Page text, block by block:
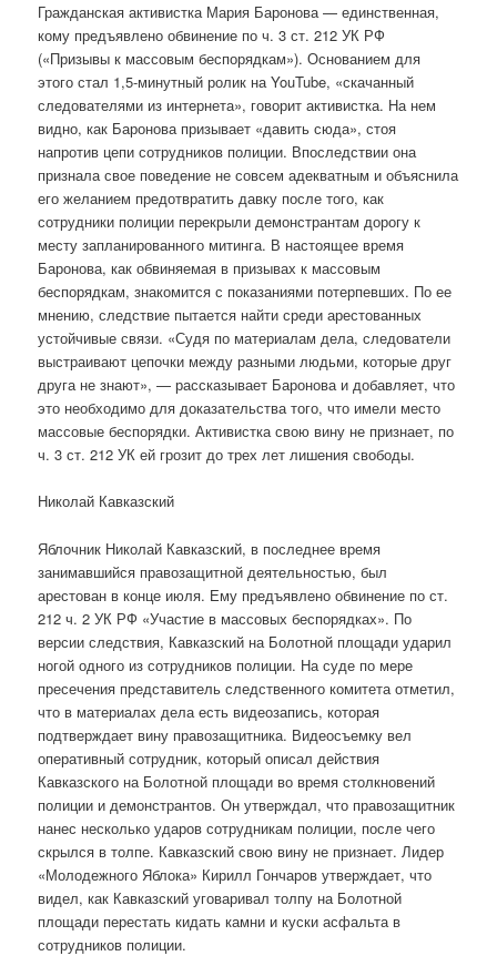
Гражданская активистка Мария Баронова — единственная,
кому предъявлено обвинение по ч. 3 ст. 212 УК РФ
(«Призывы к массовым беспорядкам»). Основанием для
этого стал 1,5-минутный ролик на YouTube, «скачанный
следователями из интернета», говорит активистка. На нем
видно, как Баронова призывает «давить сюда», стоя
напротив цепи сотрудников полиции. Впоследствии она
признала свое поведение не совсем адекватным и объяснила
его желанием предотвратить давку после того, как
сотрудники полиции перекрыли демонстрантам дорогу к
месту запланированного митинга. В настоящее время
Баронова, как обвиняемая в призывах к массовым
беспорядкам, знакомится с показаниями потерпевших. По ее
мнению, следствие пытается найти среди арестованных
устойчивые связи. «Судя по материалам дела, следователи
выстраивают цепочки между разными людьми, которые друг
друга не знают», — рассказывает Баронова и добавляет, что
это необходимо для доказательства того, что имели место
массовые беспорядки. Активистка свою вину не признает, по
ч. 3 ст. 212 УК ей грозит до трех лет лишения свободы.
Николай Кавказский
Яблочник Николай Кавказский, в последнее время
занимавшийся правозащитной деятельностью, был
арестован в конце июля. Ему предъявлено обвинение по ст.
212 ч. 2 УК РФ «Участие в массовых беспорядках». По
версии следствия, Кавказский на Болотной площади ударил
ногой одного из сотрудников полиции. На суде по мере
пресечения представитель следственного комитета отметил,
что в материалах дела есть видеозапись, которая
подтверждает вину правозащитника. Видеосъемку вел
оперативный сотрудник, который описал действия
Кавказского на Болотной площади во время столкновений
полиции и демонстрантов. Он утверждал, что правозащитник
нанес несколько ударов сотрудникам полиции, после чего
скрылся в толпе. Кавказский свою вину не признает. Лидер
«Молодежного Яблока» Кирилл Гончаров утверждает, что
видел, как Кавказский уговаривал толпу на Болотной
площади перестать кидать камни и куски асфальта в
сотрудников полиции.